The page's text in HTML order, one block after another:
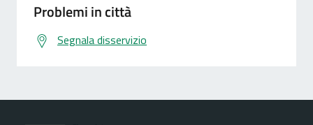
Problemi in città
Segnala disservizio